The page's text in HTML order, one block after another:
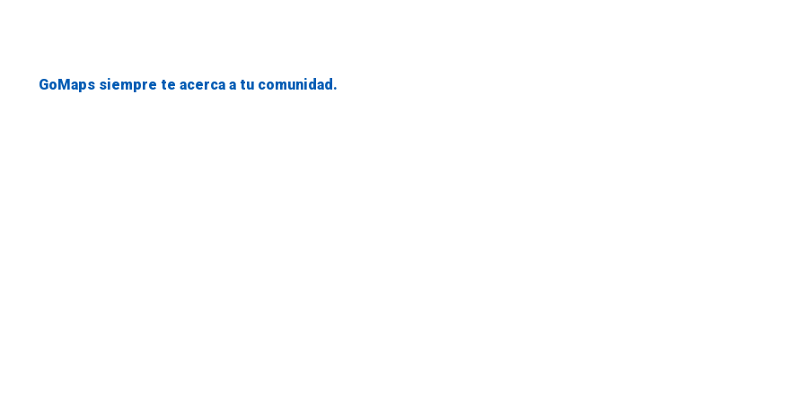
GoMaps siempre te acerca a tu comunidad.